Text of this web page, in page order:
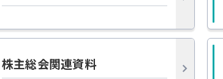
株主総会関連資料